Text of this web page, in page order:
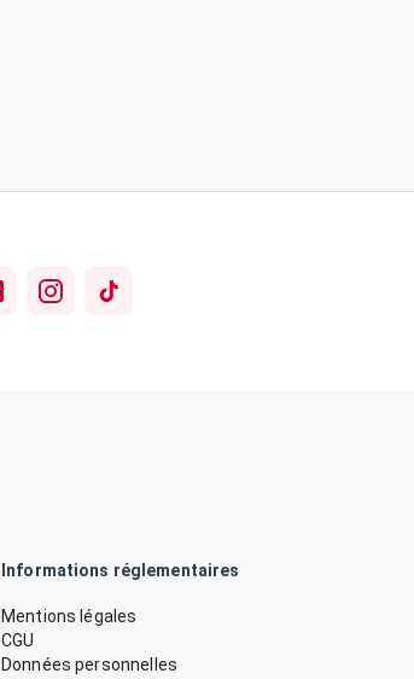
Informations réglementaires
Mentions légales
CGU
Données personnelles